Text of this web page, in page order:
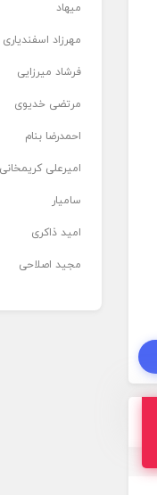
میهاد
مهرزاد اسفندیاری
فرشاد میرزایی
مرتضی خدیوی
احمدرضا بنام
امیرعلی کریمخانی
سامیار
امید ذاکری
مجید اصلاحی